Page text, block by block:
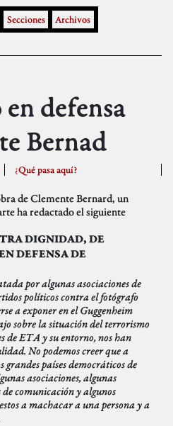
Secciones Archivos
defensa
Bernad
¿Qué pasa aquí?
de Clemente Bernard, un
ha redactado el siguiente
DIGNIDAD, DE
DEFENSA DE
por algunas asociaciones de
políticos contra el fotógrafo
a exponer en el Guggenheim
sobre la situación del terrorismo
de ETA y su entorno, nos han
No podemos creer que a
grandes países democráticos de
asociaciones, algunas
comunicación y algunos
a machacar a una persona y a